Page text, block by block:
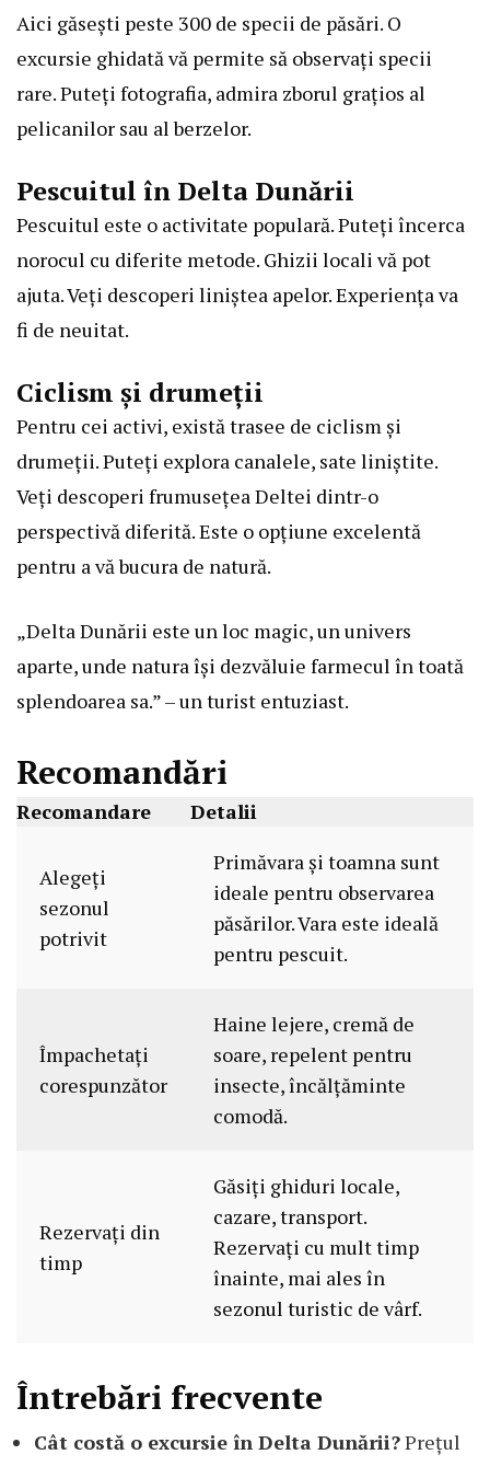
Aici găsești peste 300 de specii de păsări. O
excursie ghidată vă permite să observați specii
rare. Puteți fotografia, admira zborul grațios al
pelicanilor sau al berzelor.
Pescuitul în Delta Dunării
Pescuitul este o activitate populară. Puteți încerca
norocul cu diferite metode. Ghizii locali vă pot
ajuta. Veți descoperi liniștea apelor. Experiența va
fi de neuitat.
Ciclism și drumeții
Pentru cei activi, există trasee de ciclism și
drumeții. Puteți explora canalele, sate liniștite.
Veți descoperi frumusețea Deltei dintr-o
perspectivă diferită. Este o opțiune excelentă
pentru a vă bucura de natură.
„Delta Dunării este un loc magic, un univers
aparte, unde natura își dezvăluie farmecul în toată
splendoarea sa.” – un turist entuziast.
Recomandări
Recomandare Detalii
Alegeți
sezonul
potrivit
Primăvara și toamna sunt
ideale pentru observarea
păsărilor. Vara este ideală
pentru pescuit.
Împachetați
corespunzător
Haine lejere, cremă de
soare, repelent pentru
insecte, încălțăminte
comodă.
Rezervați din
timp
Găsiți ghiduri locale,
cazare, transport.
Rezervați cu mult timp
înainte, mai ales în
sezonul turistic de vârf.
Întrebări frecvente
Cât costă o excursie în Delta Dunării?Prețul